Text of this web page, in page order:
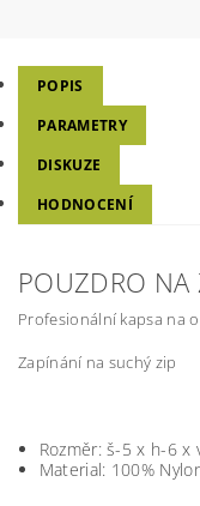
POPIS
PARAMETRY
DISKUZE
HODNOCENÍ
POUZDRO NA
Profesionální kapsa na
Zapínání na suchý zip
Rozměr: š-5 x h-6
Material: 100%